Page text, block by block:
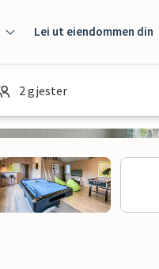
Lei ut eiendommen din
2 gjester